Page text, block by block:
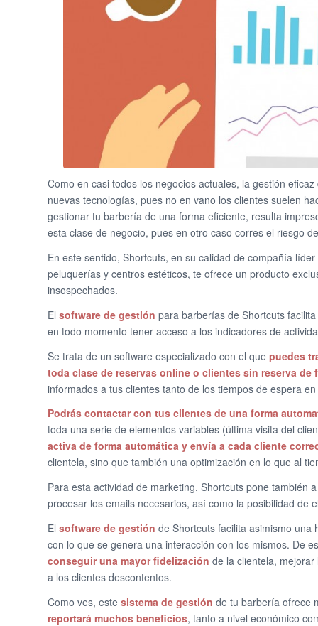
Como en casi todos los negocios actuales, la gestión
nuevas tecnologías, pues no en vano los clientes suelen
gestionar tu barbería de una forma eficiente, resulta
esta clase de negocio, pues en otro caso corres el riesgo
En este sentido, Shortcuts, en su calidad de compañía
peluquerías y centros estéticos, te ofrece un producto
insospechados.
El software de gestión para barberías de Shortcuts
en todo momento tener acceso a los indicadores de
Se trata de un software especializado con el que puedes
toda clase de reservas online o clientes sin reserva de
informados a tus clientes tanto de los tiempos de espera
Podrás contactar con tus clientes de una forma
toda una serie de elementos variables (última visita del
activa de forma automática y envía a cada cliente
clientela, sino que también una optimización en lo que al
Para esta actividad de marketing, Shortcuts pone también
procesar los emails necesarios, así como la posibilidad de
El software de gestión de Shortcuts facilita asimismo una
con lo que se genera una interacción con los mismos. De
conseguir una mayor fidelización de la clientela,
a los clientes descontentos.
Como ves, este sistema de gestión de tu barbería ofrece
reportará muchos beneficios, tanto a nivel económico